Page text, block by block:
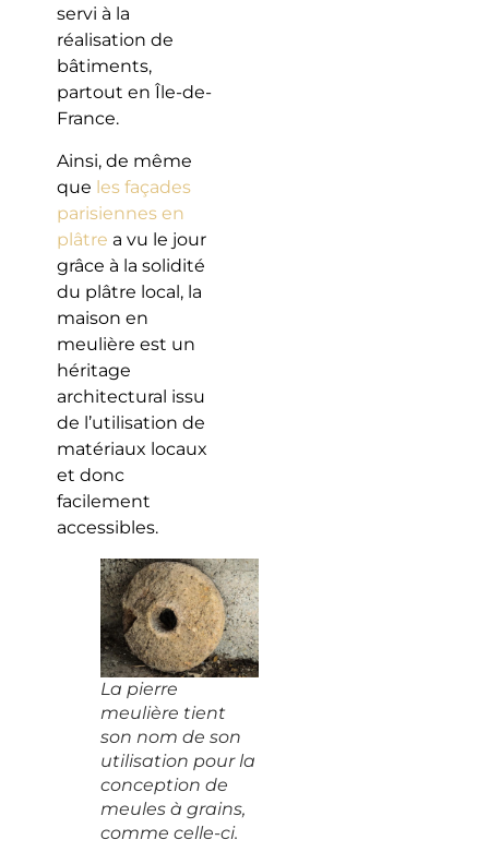
servi à la
réalisation de
bâtiments,
partout en Île-de-
France.
Ainsi, de même
que les façades
parisiennes en
plâtre a vu le jour
grâce à la solidité
du plâtre local, la
maison en
meulière est un
héritage
architectural issu
de l’utilisation de
matériaux locaux
et donc
facilement
accessibles.
La pierre
meulière tient
son nom de son
utilisation pour la
conception de
meules à grains,
comme celle-ci.